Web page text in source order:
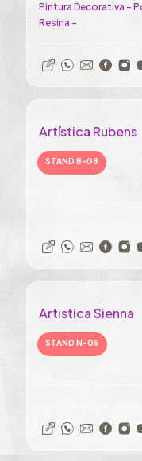
Pintura Decorativa -
Resina -
Artística Rubens
STAND B-08
Artistica Sienna
STAND N-05